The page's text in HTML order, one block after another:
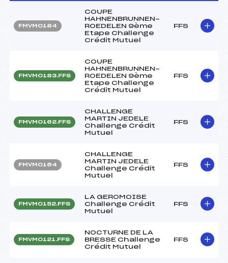
FMVM0184
COUPE
HAHNENBRUNNEN-
ROEDELEN 9ème
Etape Challenge
Crédit Mutuel
FFS
FMVM0183.FFS
COUPE
HAHNENBRUNNEN-
ROEDELEN 9ème
Etape Challenge
Crédit Mutuel
FFS
FMVM0162.FFS
CHALLENGE
MARTIN JEDELE
Challenge Crédit
Mutuel
FFS
FMVM0164
CHALLENGE
MARTIN JEDELE
Challenge Crédit
Mutuel
FFS
FMVM0152.FFS
LA GEROMOISE
Challenge Crédit
Mutuel
FFS
FMVM0121.FFS
NOCTURNE DE LA
BRESSE Challenge
Crédit Mutuel
FFS